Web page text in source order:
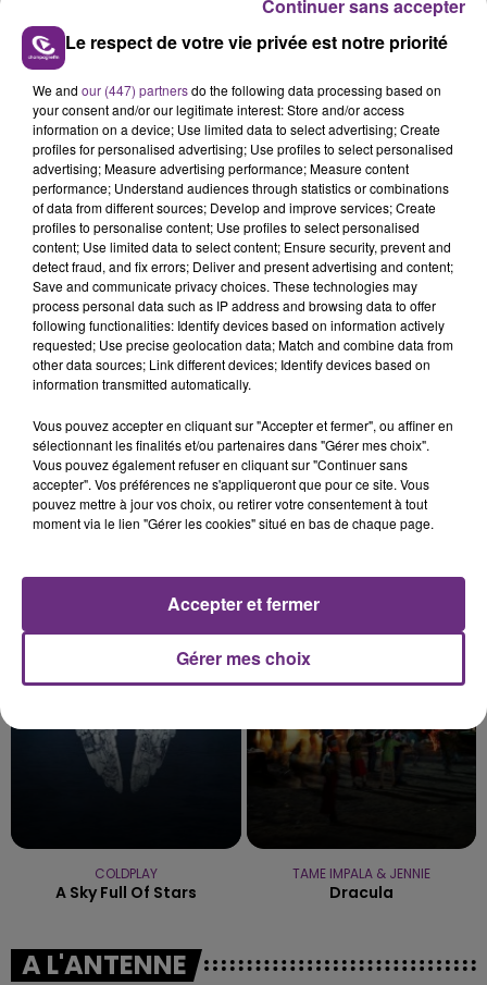
LA CENTRALE NUCLÉAIRE DE CHOOZ
TOUJOURS À L'ARRÊT
Cela fait déjà une semaine que la centrale
nucléaire ardennaise est à l'arrêt. Une situation
justifiée par la sécheresse intense qui est toujours
présente.
TITRES DIFFUSÉS
13h50
13h50
RAYE
Where Is My Husband!
13h43
13h43
INDOCHINE
Les Nouveaux Soleils
COLDPLAY
A Sky Full Of Stars
13h36
13h36
TAME IMPALA & JENNIE
Dracula
A L'ANTENNE
Le respect de votre vie privée est notre priorité
We and our (447) partnersdo the following data processing based on
your consent and/or our legitimate interest: Store and/or access
information on a device; Use limited data to select advertising; Create
profiles for personalised advertising; Use profiles to select personalised
advertising; Measure advertising performance; Measure content
performance; Understand audiences through statistics or combinations
of data from different sources; Develop and improve services; Create
profiles to personalise content; Use profiles to select personalised
content; Use limited data to select content; Ensure security, prevent and
detect fraud, and fix errors; Deliver and present advertising and content;
Save and communicate privacy choices. These technologies may
process personal data such as IP address and browsing data to offer
following functionalities: Identify devices based on information actively
requested; Use precise geolocation data; Match and combine data from
other data sources; Link different devices; Identify devices based on
information transmitted automatically.
Vous pouvez accepter en cliquant sur "Accepter et fermer", ou affiner en
sélectionnant les finalités et/ou partenaires dans "Gérer mes choix".
Vous pouvez également refuser en cliquant sur "Continuer sans
accepter". Vos préférences ne s'appliqueront que pour ce site. Vous
pouvez mettre à jour vos choix, ou retirer votre consentement à tout
moment via le lien "Gérer les cookies" situé en bas de chaque page.
Gérer mes choix
Accepter et fermer
Continuer sans accepter